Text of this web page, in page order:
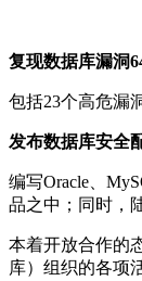
复现数据库漏洞
包括23个高危漏
发布数据库安全
编写Oracle、
品之中；同时，
本着开放合作的
库）组织的各项